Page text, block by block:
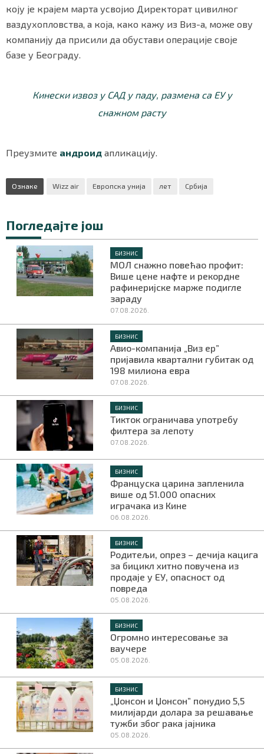
коју је крајем марта усвојио Директорат цивилног
ваздухопловства, а која, како кажу из Виз-а, може ову
компанију да присили да обустави операције своје
базе у Београду.
Кинески извоз у САД у паду, размена са ЕУ у
снажном расту
Преузмите андроид апликацију.
Ознаке Wizz air Европска унија лет Србија
Погледајте још
БИЗНИС
МОЛ снажно повећао профит:
Више цене нафте и рекордне
рафинеријске марже подигле
зараду
07.08.2026.
БИЗНИС
Авио-компанија „Виз ер”
пријавила квартални губитак од
198 милиона евра
07.08.2026.
БИЗНИС
Тикток ограничава употребу
филтера за лепоту
07.08.2026.
БИЗНИС
Француска царина запленила
више од 51.000 опасних
играчака из Кине
06.08.2026.
БИЗНИС
Родитељи, опрез – дечија кацига
за бицикл хитно повучена из
продаје у ЕУ, опасност од
повреда
05.08.2026.
БИЗНИС
Огромно интересовање за
ваучере
05.08.2026.
БИЗНИС
„Џонсон и Џонсон” понудио 5,5
милијарди долара за решавање
тужби због рака јајника
05.08.2026.